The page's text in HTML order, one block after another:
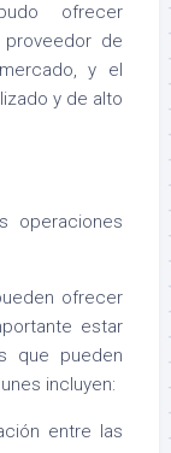
ofrecer
de
y el
y de alto
operaciones
ofrecer
estar
que pueden
incluyen:
entre las